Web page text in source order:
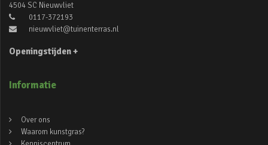
4504 SC Nieuwvliet
0117-372193
nieuwvliet@tuinenterras.nl
Openingstijden +
Informatie
Over ons
Waarom kunstgras?